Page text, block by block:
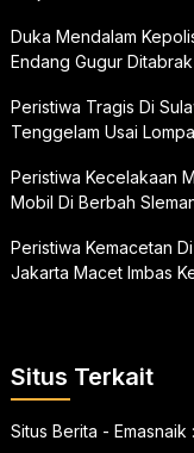
Duka Mendalam
Endang Gugur
Peristiwa Tragis Di
Tenggelam Usai
Peristiwa Kecelakaan
Mobil Di Berbah
Peristiwa Kemacetan
Jakarta Macet Imbas
Situs Terkait
Situs Berita - Emasnaik :